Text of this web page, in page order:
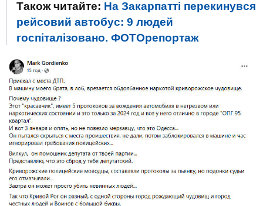
Також читайте: На Закарпатті перекинувся
рейсовий автобус: 9 людей
госпіталізовано. ФОТОрепортаж